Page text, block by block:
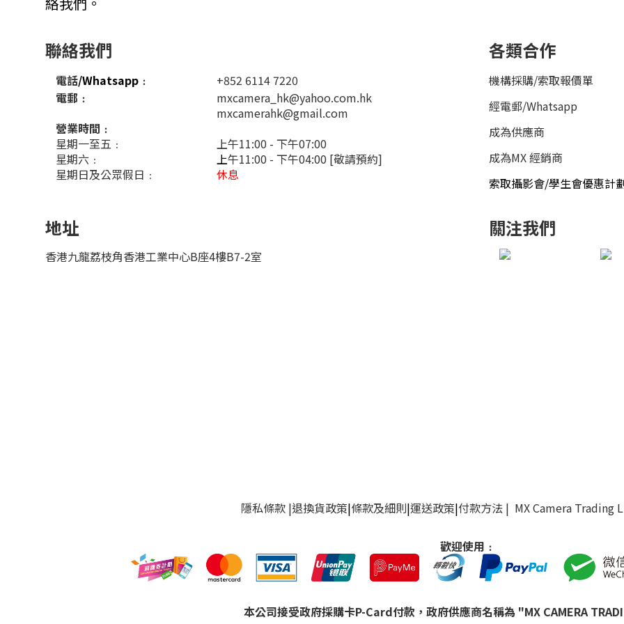
聯絡我們
電話/Whatsapp ﹕
+852 6114 7220
電郵﹕
mxcamera_hk@yahoo.com.hk
mxcamerahk@gmail.com
營業時間﹕
星期一至五﹕
上午11:00 - 下午07:00
星期六﹕
上午11:00 - 下午04:00 [敬請預約]
星期日及公眾假日﹕
休息
各類合作
機構採購/索取報價單
經電郵/Whatsapp
成為供應商
成為MX 經銷商
索取攝影會/學生會優惠計
地址
香港九龍荔枝角香港工業中心B座4樓B7-2室
關注我們
隱私條款|退換貨政策|條款及細則|運送政策|付款方法| MX Camera Trading
歡迎使用﹕
本公司接受政府採購卡P-Card付款，政府供應商名稱為 "MX CAMERA